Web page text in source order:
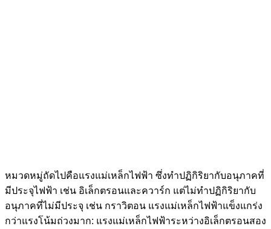
หมวดหมู่ถัดไปคือแรงแม่เหล็กไฟฟ้า ซึ่งทำปฏิกิริยากับอนุภาคที่
มีประจุไฟฟ้า เช่น อิเล็กตรอนและควาร์ก แต่ไม่ทำปฏิกิริยากับ
อนุภาคที่ไม่มีประจุ เช่น กราวิตอน แรงแม่เหล็กไฟฟ้าแข็งแกร่ง
กว่าแรงโน้มถ่วงมาก: แรงแม่เหล็กไฟฟ้าระหว่างอิเล็กตรอนสอง